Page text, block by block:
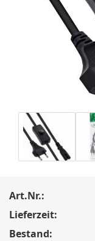
Art.Nr.:
Lieferzeit:
Bestand: